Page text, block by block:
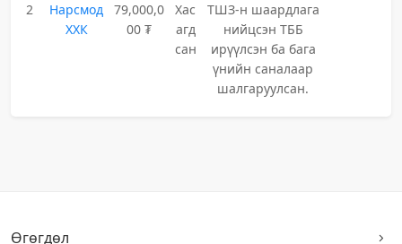
2
Нарсмод
ХХК
79,000,0
00 ₮
Хас
агд
сан
ТШЗ-н шаардлага
нийцсэн ТББ
ирүүлсэн ба бага
үнийн саналаар
шалгаруулсан.
Өгөгдөл